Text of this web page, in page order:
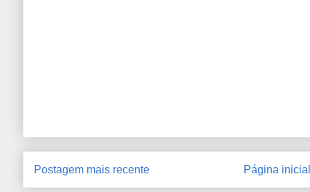
Postagem mais recente Página inicial